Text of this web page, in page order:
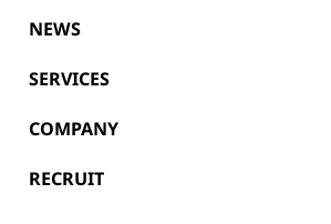
NEWS
SERVICES
COMPANY
RECRUIT